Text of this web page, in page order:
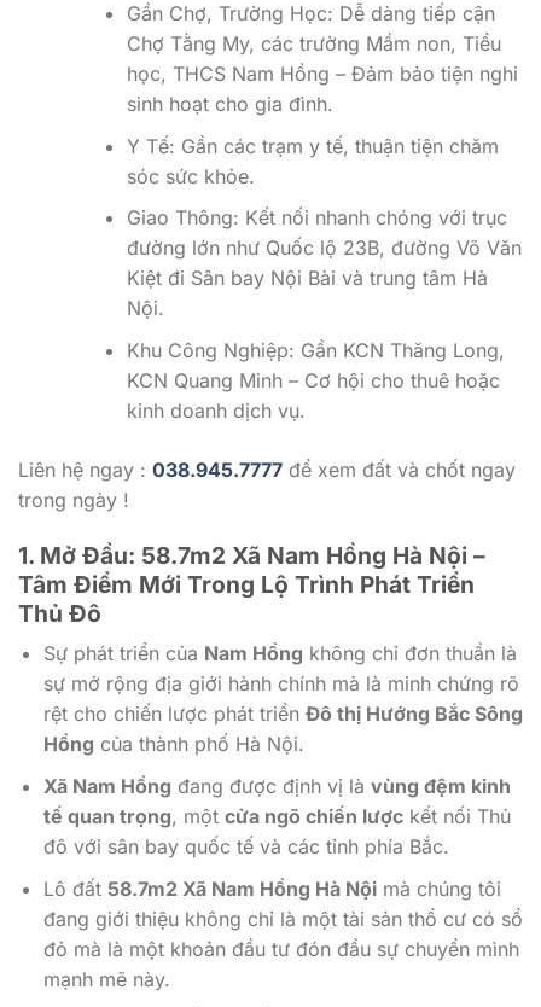
Gần Chợ, Trường Học: Dễ dàng tiếp cận
Chợ Tằng My, các trường Mầm non, Tiểu
học, THCS Nam Hồng – Đảm bảo tiện nghi
sinh hoạt cho gia đình.
Y Tế: Gần các trạm y tế, thuận tiện chăm
sóc sức khỏe.
Giao Thông: Kết nối nhanh chóng với trục
đường lớn như Quốc lộ 23B, đường Võ Văn
Kiệt đi Sân bay Nội Bài và trung tâm Hà
Nội.
Khu Công Nghiệp: Gần KCN Thăng Long,
KCN Quang Minh – Cơ hội cho thuê hoặc
kinh doanh dịch vụ.
Liên hệ ngay : 038.945.7777 để xem đất và chốt ngay
trong ngày !
1. Mở Đầu: 58.7m2 Xã Nam Hồng Hà Nội –
Tâm Điểm Mới Trong Lộ Trình Phát Triển
Thủ Đô
Sự phát triển của Nam Hồng không chỉ đơn thuần là
sự mở rộng địa giới hành chính mà là minh chứng rõ
rệt cho chiến lược phát triển Đô thị Hướng Bắc Sông
Hồng của thành phố Hà Nội.
Xã Nam Hồng đang được định vị là vùng đệm kinh
tế quan trọng, một cửa ngõ chiến lượckết nối Thủ
đô với sân bay quốc tế và các tỉnh phía Bắc.
Lô đất 58.7m2 Xã Nam Hồng Hà Nộimà chúng tôi
đang giới thiệu không chỉ là một tài sản thổ cư có sổ
đỏ mà là một khoản đầu tư đón đầu sự chuyển mình
mạnh mẽ này.